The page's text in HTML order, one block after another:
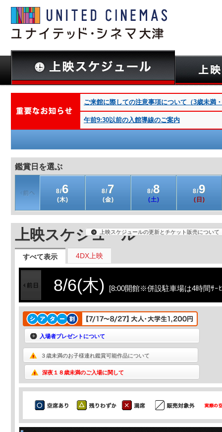
ご来館に際しての注意事項について（3歳未満
午前9:30以前の入館導線のご案内
鑑賞日を選ぶ
8/6
(木)
8/7
(金)
8/8
(土)
8/9
(日)
上映スケジュール
すべて表示 4DX上映
上映スケジュールの更新とチケット販売について
8/6(木) [8:00開館※併設駐車場は4時間ｻｰ
入場者プレゼントについて
３歳未満のお子様連れ鑑賞可能作品について
深夜１８歳未満のご入場に関して